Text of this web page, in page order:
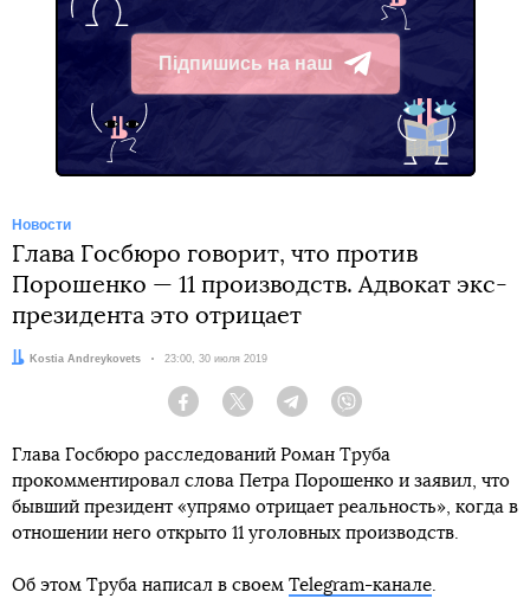
Підпишись на наш
Telegram
Новости
Глава Госбюро говорит, что против
Порошенко — 11 производств. Адвокат экс-
президента это отрицает
Автор:Kostia Andreykovets Дата:
23:00, 30 июля 2019
Facebook Twitter Telegram
Глава Госбюро расследований Роман Труба
прокомментировал слова Петра Порошенко и заявил, что
бывший президент «упрямо отрицает реальность», когда в
отношении него открыто 11 уголовных производств.
Об этом Труба написал в своем Telegram-канале.